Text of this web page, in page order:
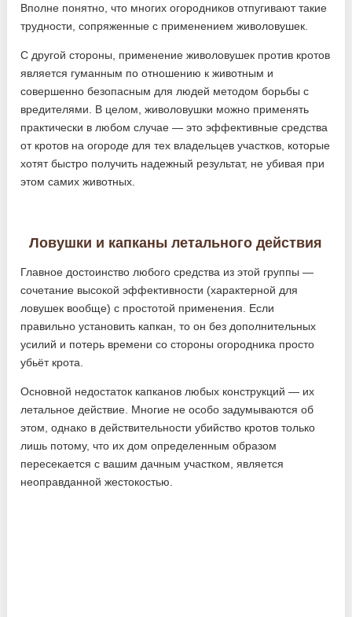
Вполне понятно, что многих огородников отпугивают такие
трудности, сопряженные с применением живоловушек.
С другой стороны, применение живоловушек против кротов
является гуманным по отношению к животным и
совершенно безопасным для людей методом борьбы с
вредителями. В целом, живоловушки можно применять
практически в любом случае — это эффективные средства
от кротов на огороде для тех владельцев участков, которые
хотят быстро получить надежный результат, не убивая при
этом самих животных.
Ловушки и капканы летального действия
Главное достоинство любого средства из этой группы —
сочетание высокой эффективности (характерной для
ловушек вообще) с простотой применения. Если
правильно установить капкан, то он без дополнительных
усилий и потерь времени со стороны огородника просто
убьёт крота.
Основной недостаток капканов любых конструкций — их
летальное действие. Многие не особо задумываются об
этом, однако в действительности убийство кротов только
лишь потому, что их дом определенным образом
пересекается с вашим дачным участком, является
неоправданной жестокостью.